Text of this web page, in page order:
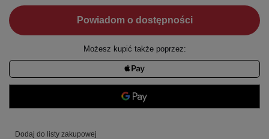
Powiadom o dostępności
Możesz kupić także poprzez:
Dodaj do listy zakupowej